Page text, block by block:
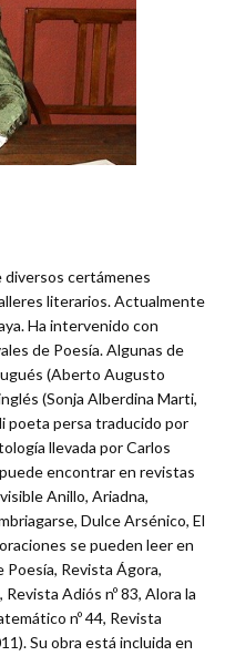
diversos certámenes
literarios. Actualmente
Ha intervenido con
de Poesía. Algunas de
(Aberto Augusto
(Sonja Alberdina Marti,
poeta persa traducido por
llevada por Carlos
encontrar en revistas
Anillo, Ariadna,
Dulce Arsénico, El
se pueden leer en
Poesía, Revista Ágora,
Adiós nº 83, Alora la
nº 44, Revista
Su obra está incluida en